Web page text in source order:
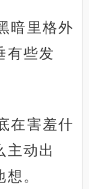
暗里格外
有些发
在害羞什
主动出
。